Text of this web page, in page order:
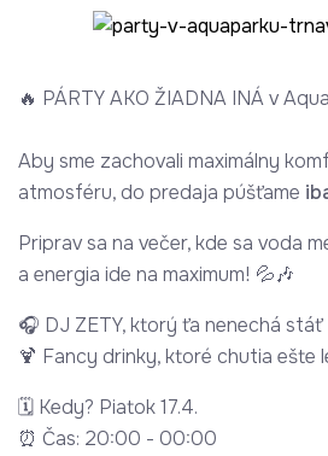
🔥 PÁRTY AKO ŽIADNA INÁ v
Aby sme zachovali maximálny
atmosféru, do predaja púšťame
Priprav sa na večer, kde sa voda
a energia ide na maximum! 💦🎶
🎧 DJ ZETY, ktorý ťa nenechá stáť
🍹 Fancy drinky, ktoré chutia ešte
🗓 Kedy? Piatok 17.4.
⏰ Čas: 20:00 - 00:00